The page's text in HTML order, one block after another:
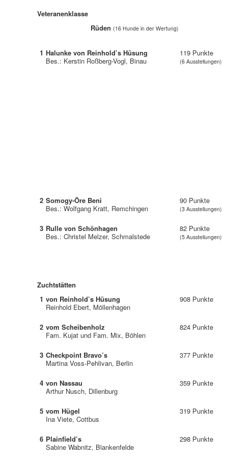
Veteranenklasse
Rüden (16 Hunde in der Wertung)
1 Halunke von Reinhold’s Hüsung
Bes.: Kerstin Roßberg-Vogl, Binau
119 Punkte
(6 Ausstellungen)
2 Somogy-Öre Beni
Bes.: Wolfgang Kratt, Remchingen
90 Punkte
(3 Ausstellungen)
3 Rulle von Schönhagen
Bes.: Christel Melzer, Schmalstede
82 Punkte
(5 Ausstellungen)
Zuchtstätten
1 von Reinhold’s Hüsung
Reinhold Ebert, Möllenhagen
908 Punkte
2 vom Scheibenholz
Fam. Kujat und Fam. Mix, Böhlen
824 Punkte
3 Checkpoint Bravo’s
Martina Voss-Pehlivan, Berlin
377 Punkte
4 von Nassau
Arthur Nusch, Dillenburg
359 Punkte
5 vom Hügel
Ina Viete, Cottbus
319 Punkte
6 Plainfield’s
Sabine Wabnitz, Blankenfelde
298 Punkte